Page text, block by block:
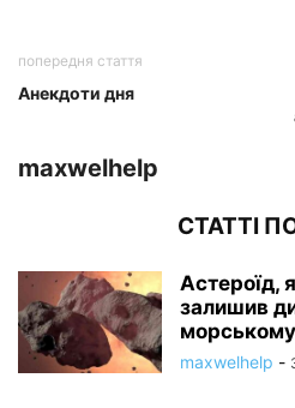
попередня стаття
Анекдоти дня
maxwelhelp
СТАТТІ
Астероїд,
залишив
морському
maxwelhelp -